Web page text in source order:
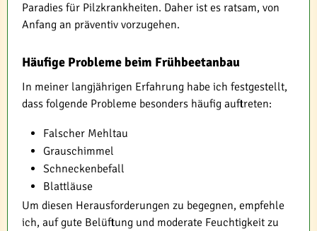
Paradies für Pilzkrankheiten. Daher ist es ratsam, von
Anfang an präventiv vorzugehen.
Häufige Probleme beim Frühbeetanbau
In meiner langjährigen Erfahrung habe ich festgestellt,
dass folgende Probleme besonders häufig auftreten:
Falscher Mehltau
Grauschimmel
Schneckenbefall
Blattläuse
Um diesen Herausforderungen zu begegnen, empfehle
ich, auf gute Belüftung und moderate Feuchtigkeit zu